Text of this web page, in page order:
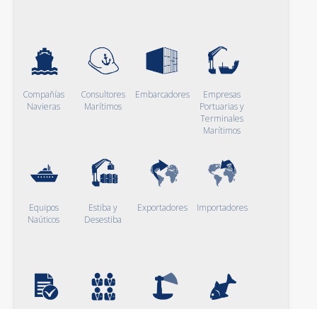
Compañías
Navieras
Consultores
Marítimos
Embarcadores
Empresas
Portuarias y
Terminales
Marítimos
Equipos
Naúticos
Estiba y
Desestiba
Exportadores Importadores